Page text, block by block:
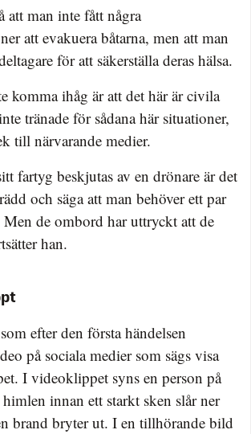
att man inte fått några
att evakuera båtarna, men att man
för att säkerställa deras hälsa.
komma ihåg är att det här är civila
tränade för sådana här situationer,
till närvarande medier.
fartyg beskjutas av en drönare är det
och säga att man behöver ett par
Men de ombord har uttryckt att de
han.
efter den första händelsen
på sociala medier som sägs visa
I videoklippet syns en person på
innan ett starkt sken slår ner
brand bryter ut. I en tillhörande bild